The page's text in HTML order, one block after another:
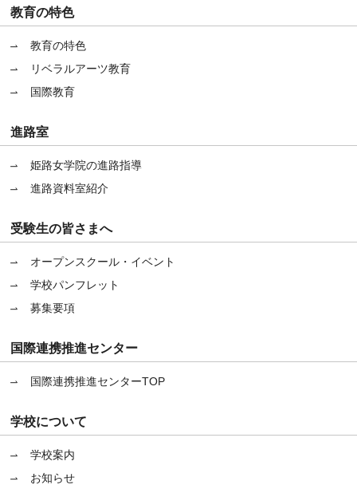
教育の特色
教育の特色
リベラルアーツ教育
国際教育
進路室
姫路女学院の進路指導
進路資料室紹介
受験生の皆さまへ
オープンスクール・イベント
学校パンフレット
募集要項
国際連携推進センター
国際連携推進センターTOP
学校について
学校案内
お知らせ